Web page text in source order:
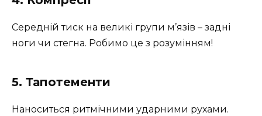
Середній тиск на великі групи м’язів – задні
ноги чи стегна. Робимо це з розумінням!
5. Тапотементи
Наноситься ритмічними ударними рухами.